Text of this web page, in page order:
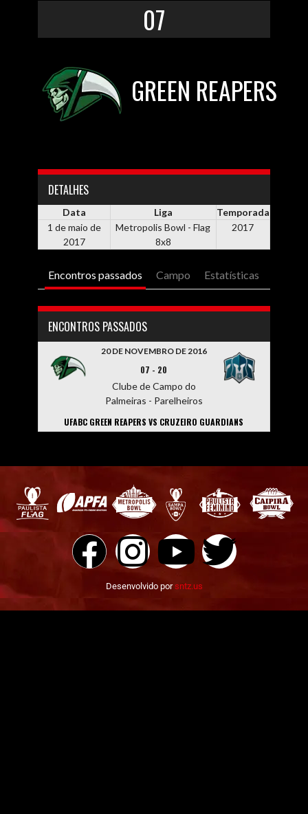
07
GREEN REAPERS
DETALHES
Data Liga
Temporada
1 de maio de
2017
Metropolis Bowl - Flag
8x8
2017
Encontros passados Campo Estatísticas
ENCONTROS PASSADOS
20 DE NOVEMBRO DE 2016
07 - 20
Clube de Campo do
Palmeiras - Parelheiros
UFABC GREEN REAPERS VS CRUZEIRO GUARDIANS
Desenvolvido porsntz.us